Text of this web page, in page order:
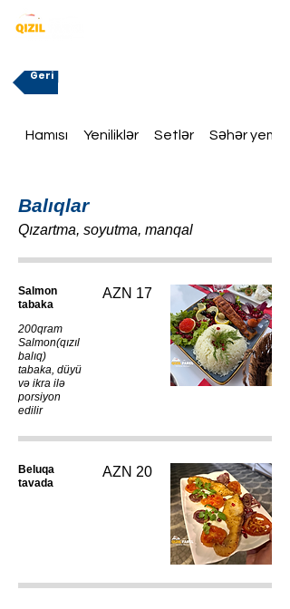
Geri
Hamısı Yeniliklər Setlər Səhər
Balıqlar
Qızartma, soyutma, manqal
Salmon
tabaka
200qram
Salmon(qızıl
balıq)
tabaka, düyü
və ikra ilə
porsiyon
edilir
AZN 17
Beluqa
tavada
AZN 20